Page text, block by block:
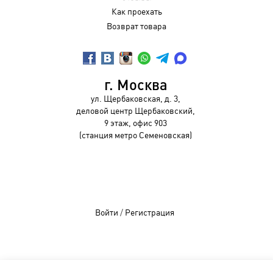
Как проехать
Возврат товара
г. Москва
ул. Щербаковская, д. 3,
деловой центр Щербаковский,
9 этаж, офис 903
(станция метро Семеновская)
Войти / Регистрация